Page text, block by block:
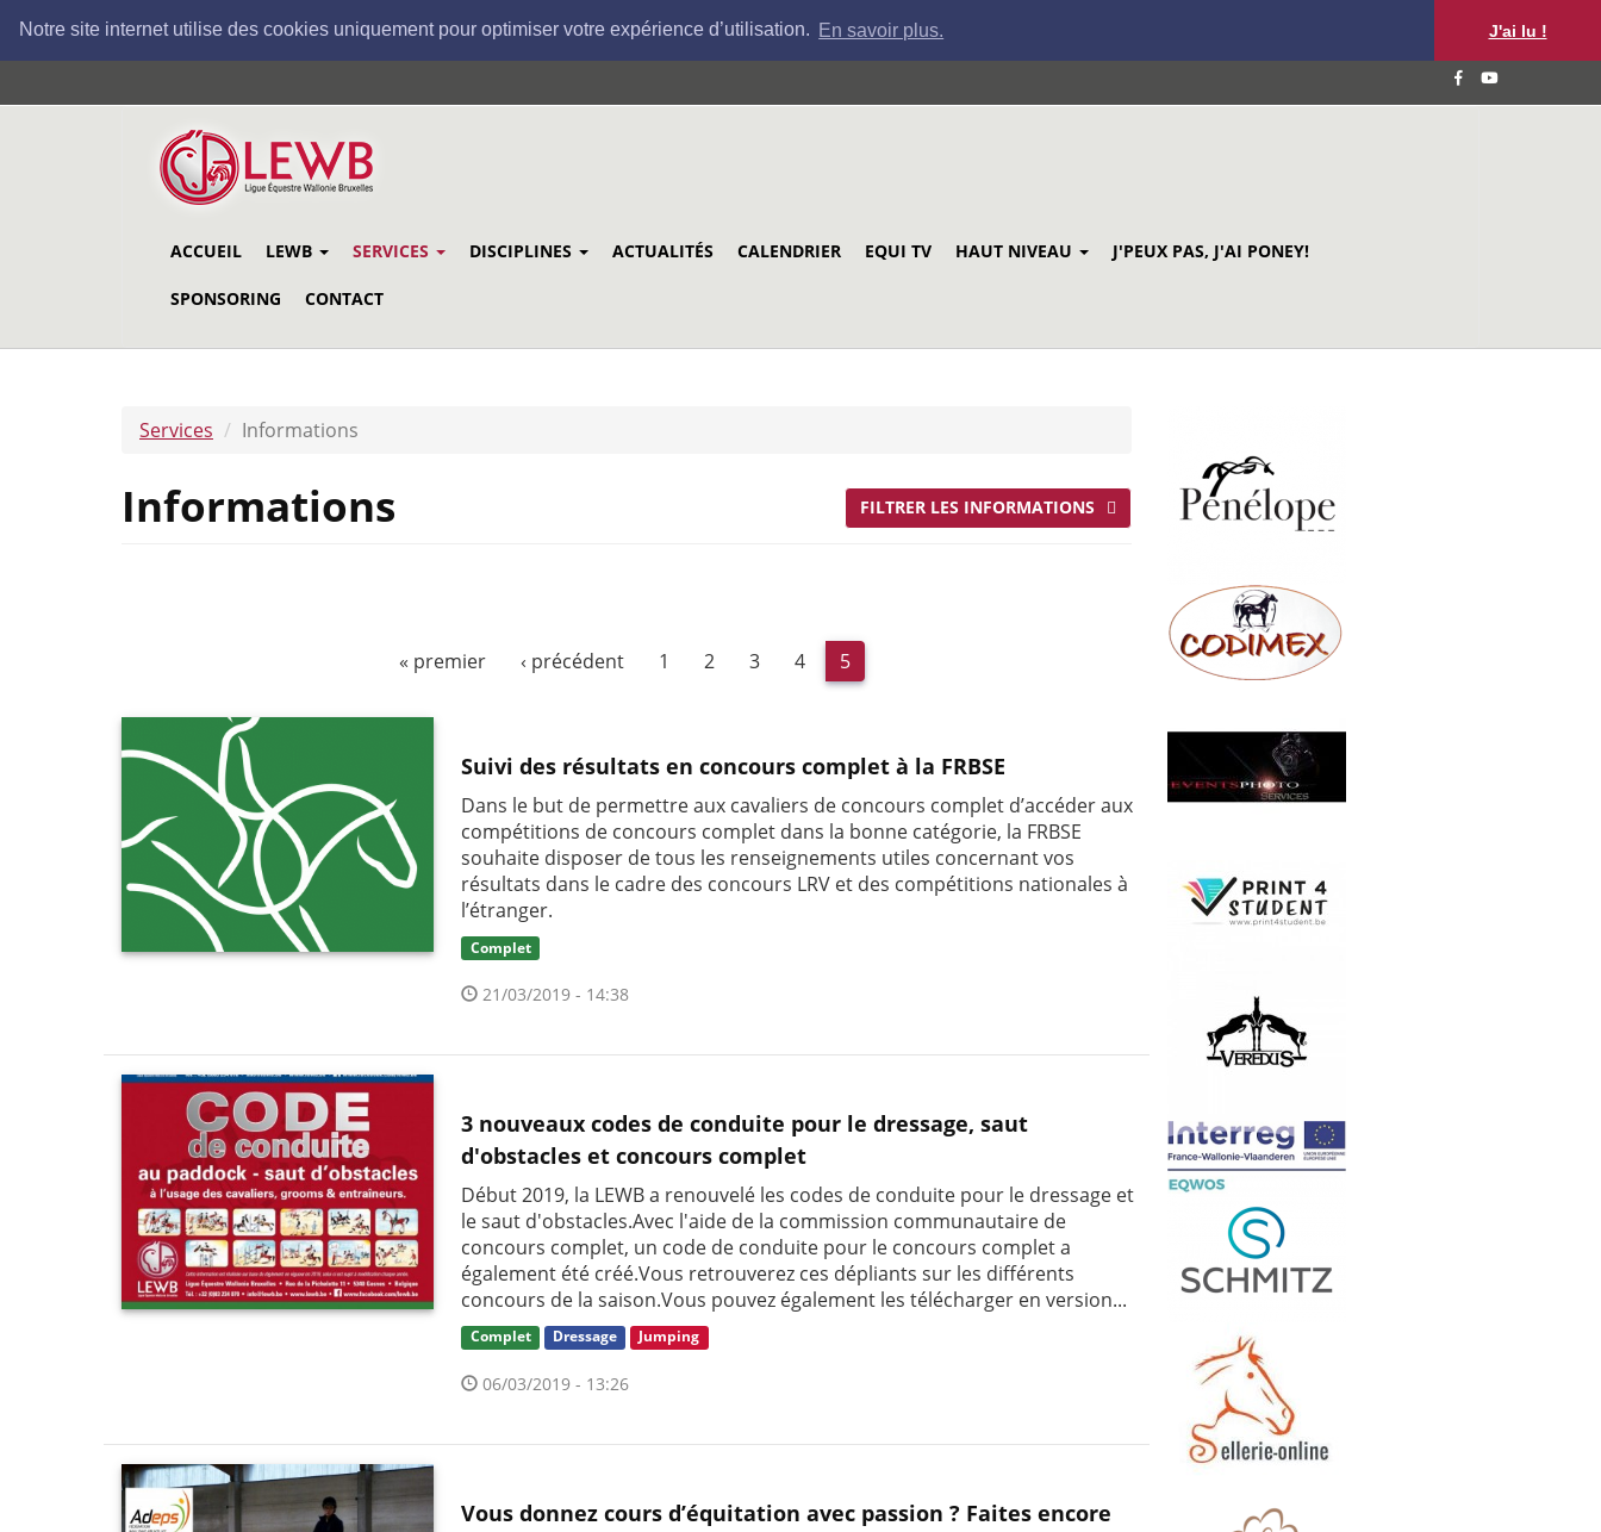
Notre site internet utilise des cookies uniquement pour optimiser votre expérience d’utilisation. En savoir plus. J'ai lu !
au
ACCUEIL LEWB SERVICES DISCIPLINES ACTUALITÉS CALENDRIER EQUI TV HAUT NIVEAU J'PEUX PAS, J'AI PONEY!
SPONSORING CONTACT
Services Informations
Informations FILTRER LES INFORMATIONS
« premier ‹ précédent 1 2 3 4 5
Suivi des résultats en concours complet à la FRBSE
Dans le but de permettre aux cavaliers de concours complet d’accéder aux
compétitions de concours complet dans la bonne catégorie, la FRBSE
souhaite disposer de tous les renseignements utiles concernant vos
résultats dans le cadre des concours LRV et des compétitions nationales à
l’étranger.
Complet
21/03/2019 - 14:38
3 nouveaux codes de conduite pour le dressage, saut
d'obstacles et concours complet
Début 2019, la LEWB a renouvelé les codes de conduite pour le dressage et
le saut d'obstacles.Avec l'aide de la commission communautaire de
concours complet, un code de conduite pour le concours complet a
également été créé.Vous retrouverez ces dépliants sur les différents
concours de la saison.Vous pouvez également les télécharger en version...
Complet Dressage Jumping
06/03/2019 - 13:26
Vous donnez cours d’équitation avec passion ? Faites encore